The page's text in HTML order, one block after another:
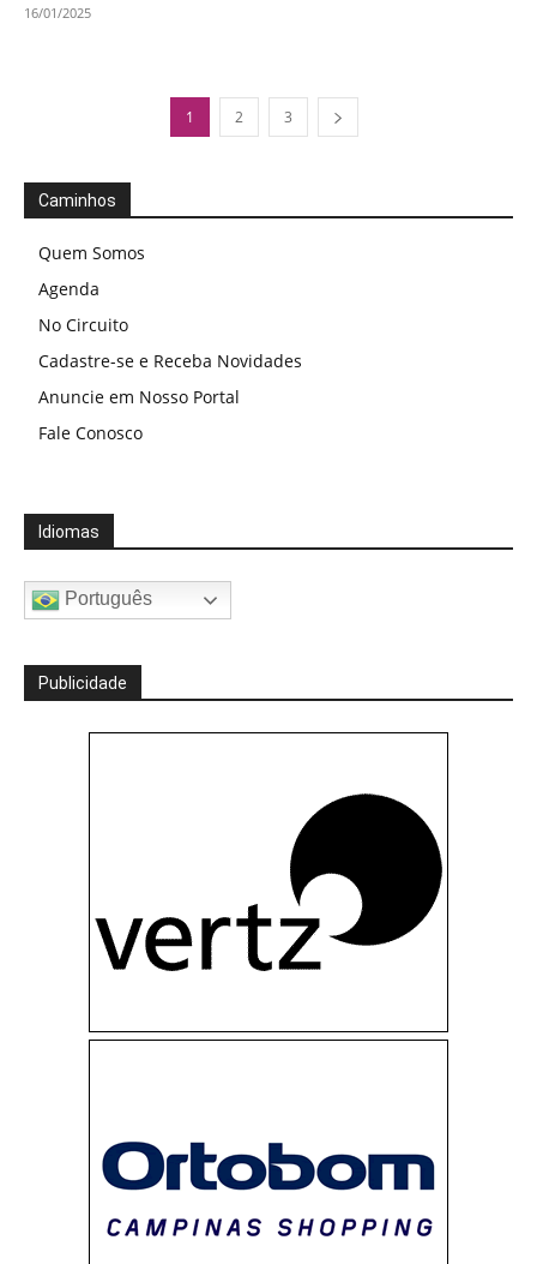
16/01/2025
1 2 3
Caminhos
Quem Somos
Agenda
No Circuito
Cadastre-se e Receba Novidades
Anuncie em Nosso Portal
Fale Conosco
Idiomas
Português
Publicidade